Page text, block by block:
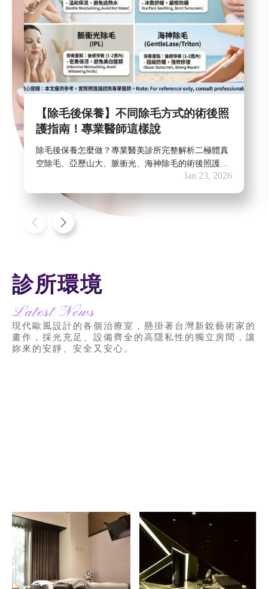
【除毛後保養】不同除毛方式的術後照
護指南！專業醫師這樣說
除毛後保養怎麼做？專業醫美診所完整解析二極體真
空除毛、亞歷山大、脈衝光、海神除毛的術後照護重
點。從防曬、保濕、冰敷到注意事項，教你避免反
久，肌膚更光滑。
Jan 23, 2026
診所環境
Latest News
現代歐風設計的各個治療室，懸掛著台灣新銳藝術家的
畫作，採光充足、設備齊全的高隱私性的獨立房間，讓
妳來的安靜、安全又安心。